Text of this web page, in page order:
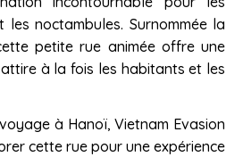
noctambules. Surnommée la
petite rue animée offre une
à la fois les habitants et les
à Hanoï, Vietnam Evasion
cette rue pour une expérience